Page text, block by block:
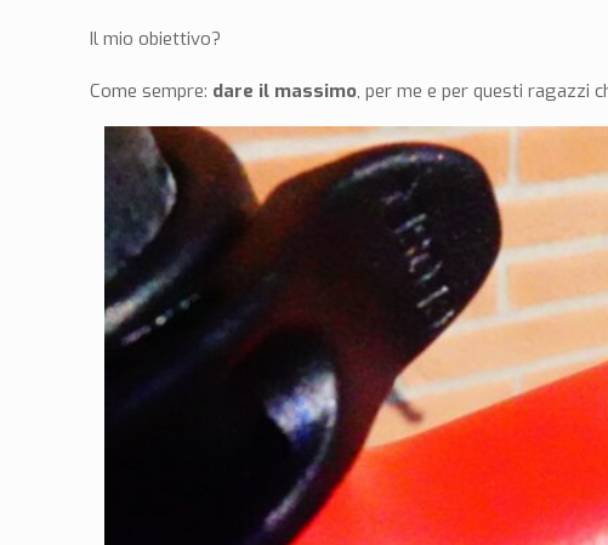
Il mio obiettivo?
Come sempre: dare il massimo, per me e per questi ragazzi